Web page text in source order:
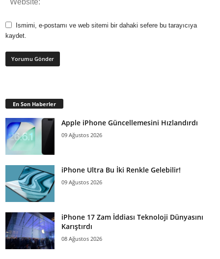
Ismimi, e-postamı ve web sitemi bir dahaki sefere bu tarayıcıya
kaydet.
En Son Haberler
Apple iPhone Güncellemesini Hızlandırdı
09 Ağustos 2026
iPhone Ultra Bu İki Renkle Gelebilir!
09 Ağustos 2026
iPhone 17 Zam İddiası Teknoloji Dünyasını
Karıştırdı
08 Ağustos 2026